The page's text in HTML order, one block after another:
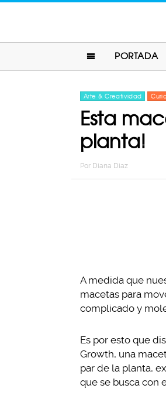
PORTADA
Arte & Creatividad
Esta
planta!
Por Diana Diaz
A medida que
macetas para
complicado y
Es por esto que
Growth, una
par de la planta,
que se busca con